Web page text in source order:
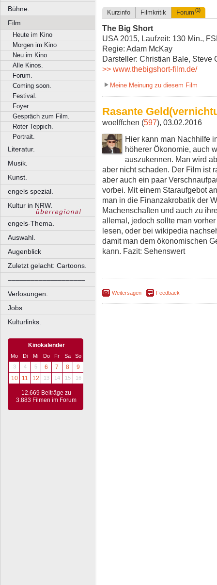
Bühne.
Film.
Heute im Kino
Morgen im Kino
Neu im Kino
Alle Kinos.
Forum.
Coming soon.
Festival.
Foyer.
Gespräch zum Film.
Roter Teppich.
Portrait.
Literatur.
Musik.
Kunst.
engels spezial.
Kultur in NRW.
engels-Thema.
Auswahl.
Augenblick
Zuletzt gelacht: Cartoons.
––––––––––––––––––––
Verlosungen.
Jobs.
Kulturlinks.
Kinokalender
Mo Di Mi Do Fr Sa
So
3
4 5 6 7 8
9
10
11 12 13 14 15 16
12.669 Beiträge zu
3.883 Filmen im Forum
Kurzinfo Filmkritik Forum (1)
The Big Short
USA 2015, Laufzeit: 130 Min.,
Regie: Adam McKay
Darsteller: Christian Bale, Steve
>> www.thebigshort-film.de/
Meine Meinung zu diesem Film
Rasante
woelffchen (597), 03.02.2016
Hier kann man Nachhilfe
höherer Ökonomie, auch
auszukennen. Man wird
aber nicht schaden. Der Film ist
aber auch ein paar
vorbei. Mit einem Staraufgebot
man in die Finanzakrobatik der
Machenschaften und auch zu
allemal, jedoch sollte man
lesen, oder bei wikipedia
damit man dem ökonomischen
kann. Fazit: Sehenswert
Weitersagen Feedback